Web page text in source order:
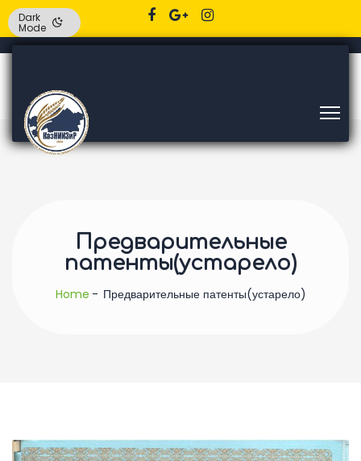
Предварительные
патенты(устарело)
Home Предварительные патенты(устарело)
Dark
Mode